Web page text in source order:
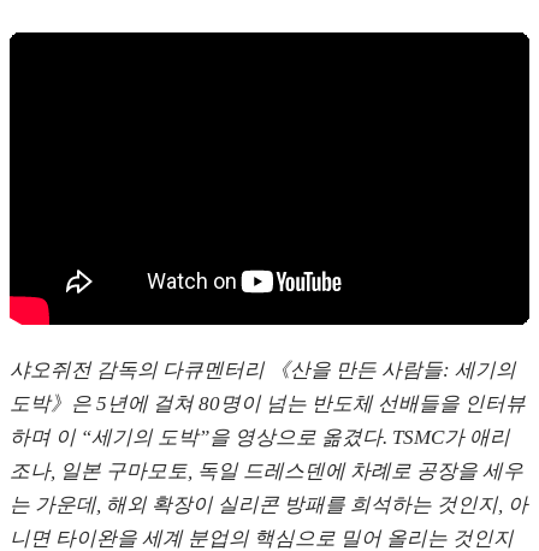
샤오쥐전 감독의 다큐멘터리 《산을 만든 사람들: 세기의
도박》은 5년에 걸쳐 80명이 넘는 반도체 선배들을 인터뷰
하며 이 “세기의 도박”을 영상으로 옮겼다. TSMC가 애리
조나, 일본 구마모토, 독일 드레스덴에 차례로 공장을 세우
는 가운데, 해외 확장이 실리콘 방패를 희석하는 것인지, 아
니면 타이완을 세계 분업의 핵심으로 밀어 올리는 것인지